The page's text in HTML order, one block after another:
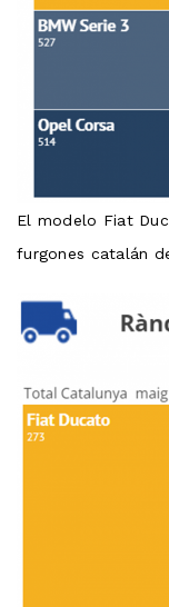
El modelo Fiat
furgones catalán